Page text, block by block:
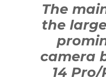
The
the
camera
14